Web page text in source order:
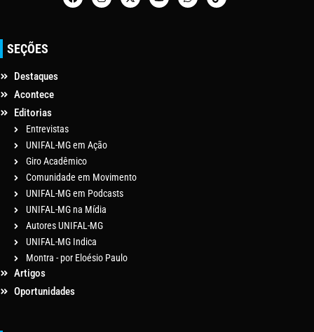
SEÇÕES
Destaques
Acontece
Editorias
Entrevistas
UNIFAL-MG em Ação
Giro Acadêmico
Comunidade em Movimento
UNIFAL-MG em Podcasts
UNIFAL-MG na Mídia
Autores UNIFAL-MG
UNIFAL-MG Indica
Montra - por Eloésio Paulo
Artigos
Oportunidades